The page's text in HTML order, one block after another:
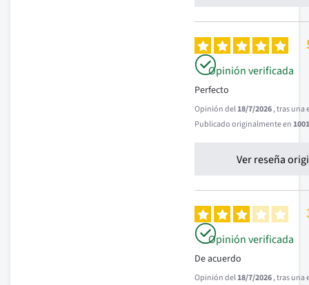
Opinión verificada
Perfecto
Opinión del18/7/2026, tras una
Publicado originalmente en
Ver reseña
Opinión verificada
De acuerdo
Opinión del18/7/2026, tras una